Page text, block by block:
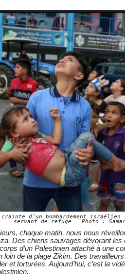
crainte d’un bombardement
servant de refuge – Photo :
chaque matin, nous nous
Des chiens sauvages dévorant les
d’un Palestinien attaché à une
loin de la plage Zikim. Des
et torturées. Aujourd’hui, c’est la